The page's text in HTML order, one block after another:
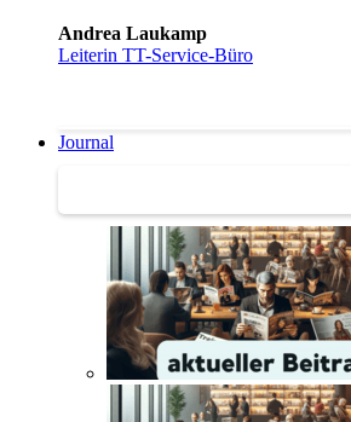
Andrea Laukamp
Leiterin TT-Service-Büro
Journal